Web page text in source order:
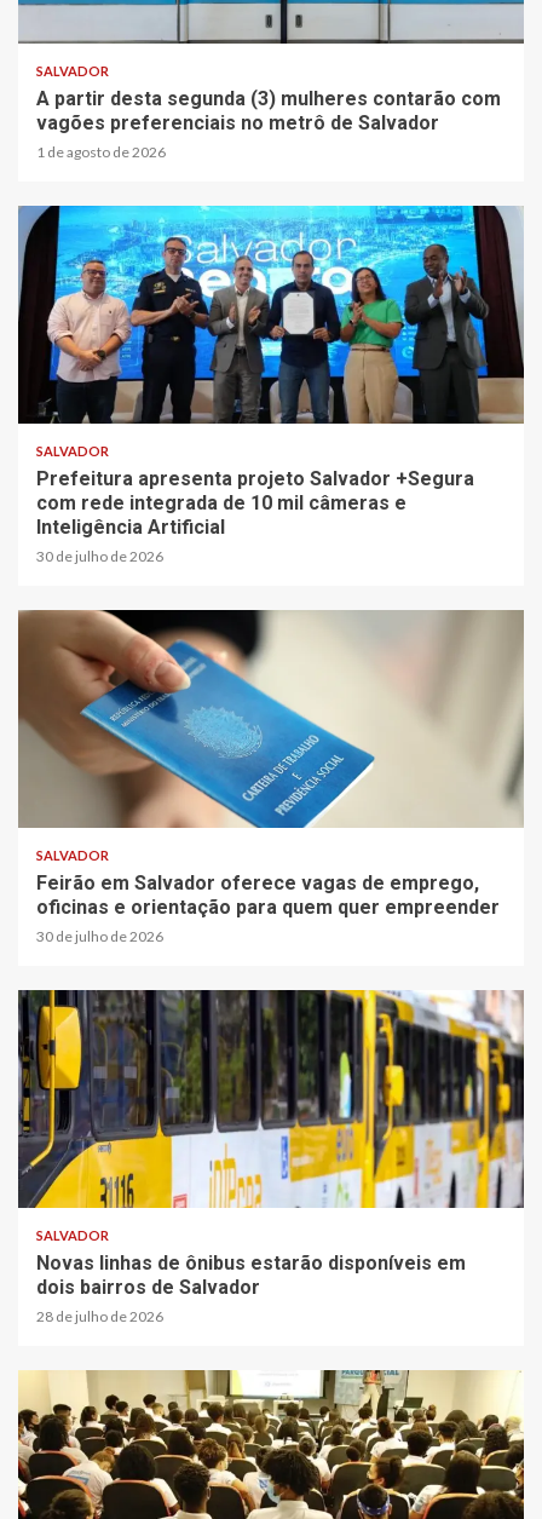
SALVADOR
A partir desta segunda (3) mulheres contarão com
vagões preferenciais no metrô de Salvador
1 de agosto de 2026
SALVADOR
Prefeitura apresenta projeto Salvador +Segura
com rede integrada de 10 mil câmeras e
Inteligência Artificial
30 de julho de 2026
SALVADOR
Feirão em Salvador oferece vagas de emprego,
oficinas e orientação para quem quer empreender
30 de julho de 2026
SALVADOR
Novas linhas de ônibus estarão disponíveis em
dois bairros de Salvador
28 de julho de 2026